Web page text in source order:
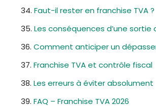
Faut-il rester en franchise TVA ?
Les conséquences d’une sortie
Comment anticiper un
Franchise TVA et contrôle fiscal
Les erreurs à éviter absolument
FAQ – Franchise TVA 2026